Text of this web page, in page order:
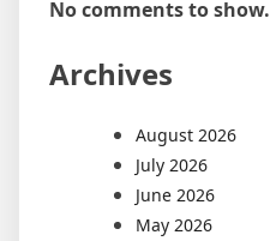
No comments to show.
Archives
August 2026
July 2026
June 2026
May 2026